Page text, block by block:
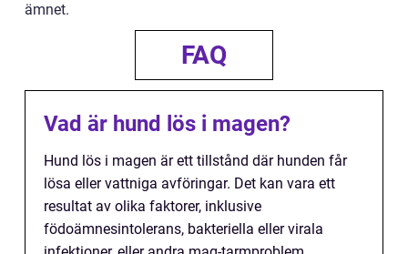
ämnet.
FAQ
Vad är hund lös i magen?
Hund lös i magen är ett tillstånd där hunden får
lösa eller vattniga avföringar. Det kan vara ett
resultat av olika faktorer, inklusive
födoämnesintolerans, bakteriella eller virala